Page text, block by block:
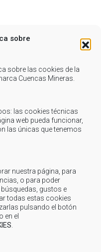
sobre
sobre las cookies de la
Cuencas Mineras.
las cookies técnicas
web pueda funcionar,
las únicas que tenemos
nuestra página, para
o para poder
gustos e
todas estas cookies
pulsando el botón
en el
de voluntariado
Deportiva